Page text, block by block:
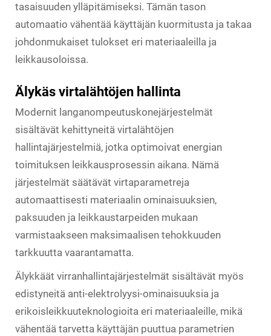
tasaisuuden ylläpitämiseksi. Tämän tason
automaatio vähentää käyttäjän kuormitusta ja takaa
johdonmukaiset tulokset eri materiaaleilla ja
leikkausoloissa.
Älykäs virtalähtöjen hallinta
Modernit langanompeutuskonejärjestelmät
sisältävät kehittyneitä virtalähtöjen
hallintajärjestelmiä, jotka optimoivat energian
toimituksen leikkausprosessin aikana. Nämä
järjestelmät säätävät virtaparametreja
automaattisesti materiaalin ominaisuuksien,
paksuuden ja leikkaustarpeiden mukaan
varmistaakseen maksimaalisen tehokkuuden
tarkkuutta vaarantamatta.
Älykkäät virranhallintajärjestelmät sisältävät myös
edistyneitä anti-elektrolyysi-ominaisuuksia ja
erikoisleikkuuteknologioita eri materiaaleille, mikä
vähentää tarvetta käyttäjän puuttua parametrien